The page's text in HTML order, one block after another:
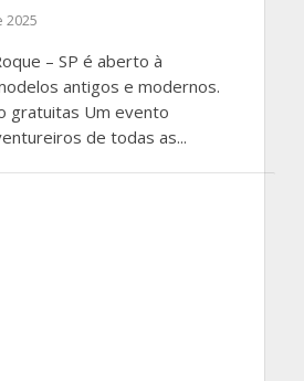
2025
– SP é aberto à
antigos e modernos.
gratuitas Um evento
de todas as...